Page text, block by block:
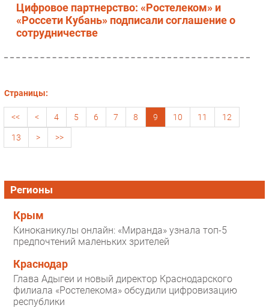
Цифровое партнерство: «Ростелеком» и
«Россети Кубань» подписали соглашение о
сотрудничестве
Страницы:
<< < 4 5 6 7 8 9 10 11 12
13 > >>
Регионы
Крым
Киноканикулы онлайн: «Миранда» узнала топ-5
предпочтений маленьких зрителей
Краснодар
Глава Адыгеи и новый директор Краснодарского
филиала «Ростелекома» обсудили цифровизацию
республики